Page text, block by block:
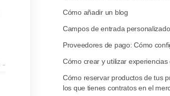
Cómo añadir un blog
Campos de entrada
Proveedores de pago: Cómo
Cómo crear y utilizar
Cómo reservar productos de tus
los que tienes contratos en el